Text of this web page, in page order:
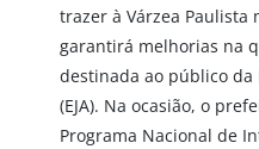
trazer à Várzea
garantirá melhorias na
destinada ao público da
(EJA). Na ocasião, o
Programa Nacional de